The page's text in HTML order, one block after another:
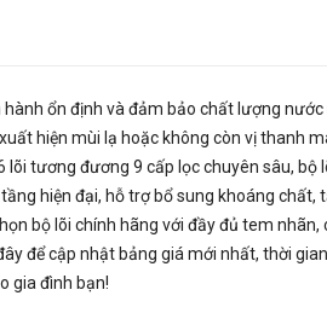
ổn định và đảm bảo chất lượng nước
hiện mùi lạ hoặc không còn vị thanh
tương đương 9 cấp lọc chuyên sâu, bộ
hiện đại, hỗ trợ bổ sung khoáng chất,
bộ lõi chính hãng với đầy đủ tem nhãn,
để cập nhật bảng giá mới nhất, thời
gia đình bạn!